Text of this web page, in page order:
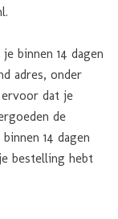
binnen 14 dagen
adres, onder
dat je
de
14 dagen
bestelling hebt